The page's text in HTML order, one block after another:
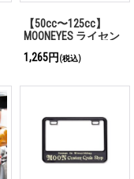
【50cc〜125cc】
MOONEYES ライセン
ム for スモール モー
ク
1,265円 (税込)